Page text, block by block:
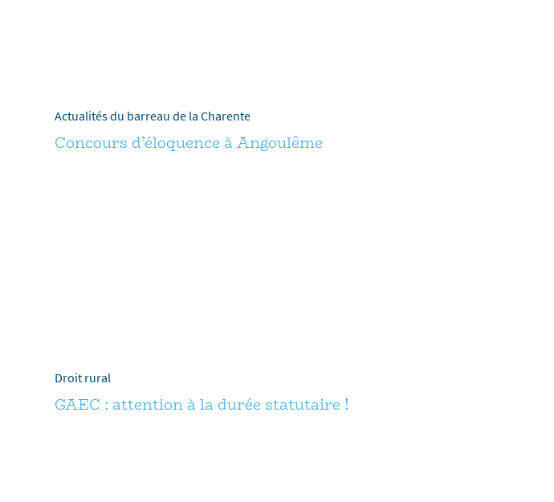
Actualités du barreau de la Charente
Concours d’éloquence à Angoulême
Droit rural
GAEC : attention à la durée statutaire !